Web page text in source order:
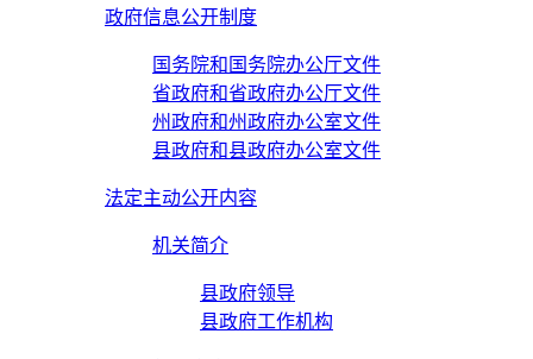
政府信息公开制度
国务院和国务院办公厅文件
省政府和省政府办公厅文件
州政府和州政府办公室文件
县政府和县政府办公室文件
法定主动公开内容
机关简介
县政府领导
县政府工作机构